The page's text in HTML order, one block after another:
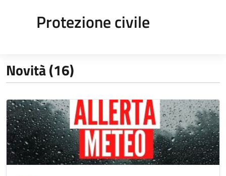
Protezione civile
Novità (16)